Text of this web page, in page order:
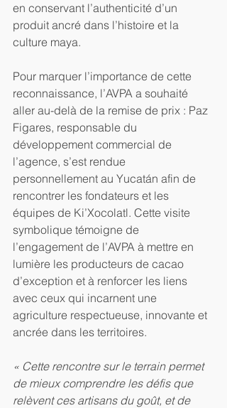
en conservant l’authenticité d’un
produit ancré dans l’histoire et la
culture maya.
Pour marquer l’importance de cette
reconnaissance, l’AVPA a souhaité
aller au-delà de la remise de prix : Paz
Figares, responsable du
développement commercial de
l’agence, s’est rendue
personnellement au Yucatán afin de
rencontrer les fondateurs et les
équipes de Ki’Xocolatl. Cette visite
symbolique témoigne de
l’engagement de l’AVPA à mettre en
lumière les producteurs de cacao
d’exception et à renforcer les liens
avec ceux qui incarnent une
agriculture respectueuse, innovante et
ancrée dans les territoires.
« Cette rencontre sur le terrain permet
de mieux comprendre les défis que
relèvent ces artisans du goût, et de